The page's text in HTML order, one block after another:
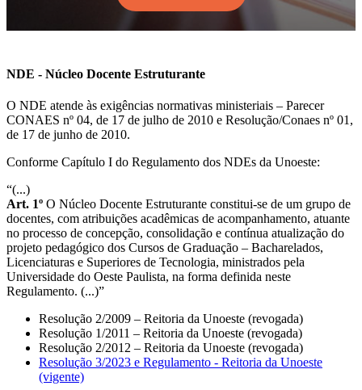
NDE - Núcleo Docente Estruturante
O NDE atende às exigências normativas ministeriais – Parecer
CONAES nº 04, de 17 de julho de 2010 e Resolução/Conaes nº 01,
de 17 de junho de 2010.
Conforme Capítulo I do Regulamento dos NDEs da Unoeste:
“(...)
Art. 1º O Núcleo Docente Estruturante constitui-se de um grupo de
docentes, com atribuições acadêmicas de acompanhamento, atuante
no processo de concepção, consolidação e contínua atualização do
projeto pedagógico dos Cursos de Graduação – Bacharelados,
Licenciaturas e Superiores de Tecnologia, ministrados pela
Universidade do Oeste Paulista, na forma definida neste
Regulamento. (...)”
Resolução 2/2009 – Reitoria da Unoeste (revogada)
Resolução 1/2011 – Reitoria da Unoeste (revogada)
Resolução 2/2012 – Reitoria da Unoeste (revogada)
Resolução 3/2023 e Regulamento - Reitoria da Unoeste
(vigente)